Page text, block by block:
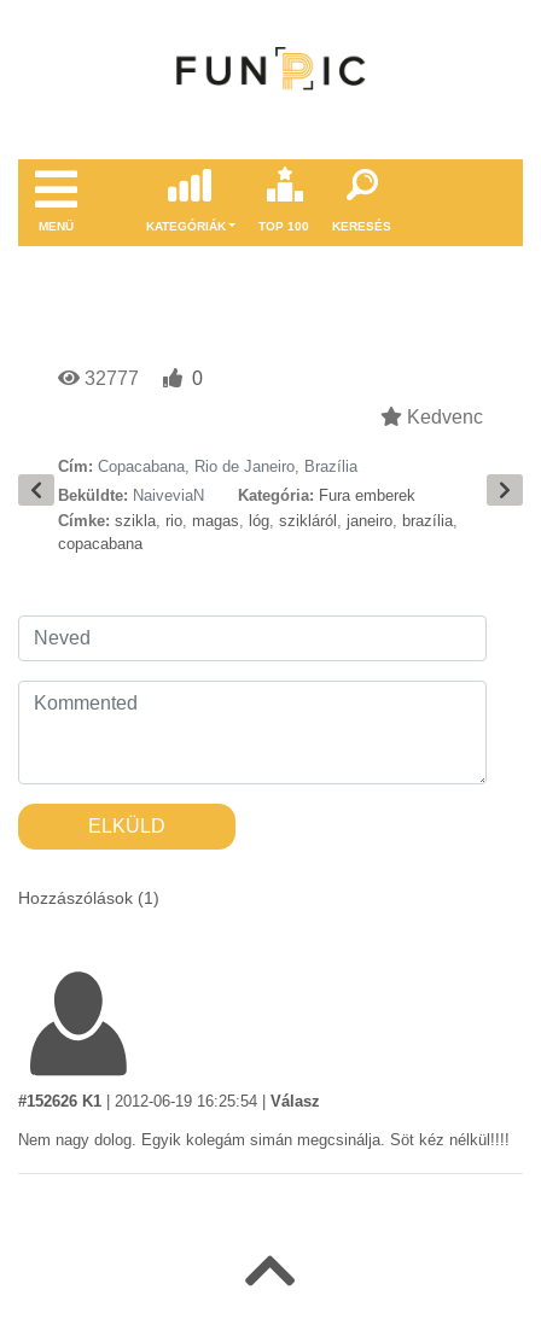
MENÜ KATEGÓRIÁK TOP 100 KERESÉS
32777
0
Kedvenc
Cím: Copacabana, Rio de Janeiro, Brazília
Beküldte: NaiveviaN Kategória: Fura emberek
Címke: szikla, rio, magas, lóg, szikláról , janeiro, brazília,
copacabana
ELKÜLD
Hozzászólások (1)
#152626 K1 2012-06-19 16:25:54 Válasz
Nem nagy dolog. Egyik kolegám simán megcsinálja. Söt kéz nélkül!!!!